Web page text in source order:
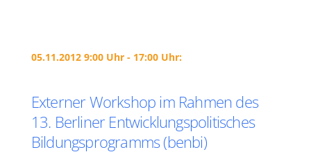
05.11.2012 9:00 Uhr - 17:00 Uhr:
Externer Workshop im Rahmen des
13. Berliner Entwicklungspolitisches
Bildungsprogramms (benbi)